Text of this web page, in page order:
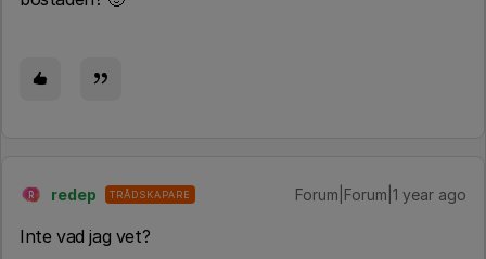
R redep TRÅDSKAPARE Forum|Forum|1 year ago
Inte vad jag vet?